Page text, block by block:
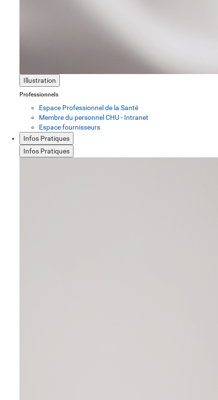
Illustration
Professionnels
Espace Professionnel de la Santé
Membre du personnel CHU - Intranet
Espace fournisseurs
Infos Pratiques
Infos Pratiques